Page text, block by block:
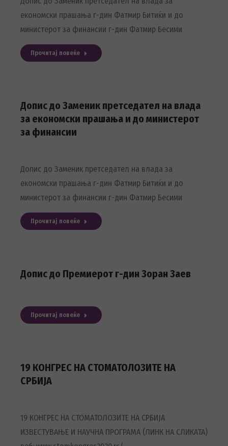
економски прашања г-дин Фатмир Битиќи и до
министерот за финансии г-дин Фатмир Бесими
Прочитај повеќе
Допис до Заменик претседател на влада
за економски прашања и до министерот
за финансии
Допис до Заменик претседател на влада за
економски прашања г-дин Фатмир Битиќи и до
министерот за финансии г-дин Фатмир Бесими
Прочитај повеќе
Допис до Премиерот г-дин Зоран Заев
Прочитај повеќе
19 КОНГРЕС НА СТОМАТОЛОЗИТЕ НА
СРБИЈА
19 КОНГРЕС НА СТОМАТОЛОЗИТЕ НА СРБИЈА
ИЗВЕСТУВАЊЕ И НАУЧНА ПРОГРАМА (ЛИНК НА СЛИКАТА)